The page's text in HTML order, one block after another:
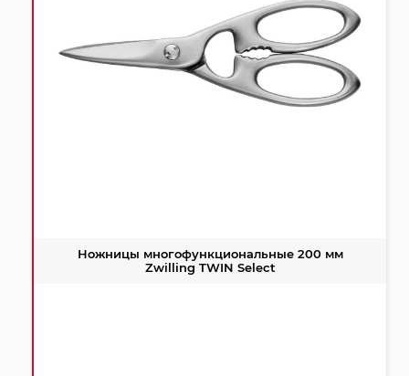
Ножницы многофункциональные 200 мм
Zwilling TWIN Select